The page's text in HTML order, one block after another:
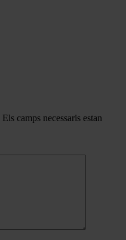
Els camps necessaris estan